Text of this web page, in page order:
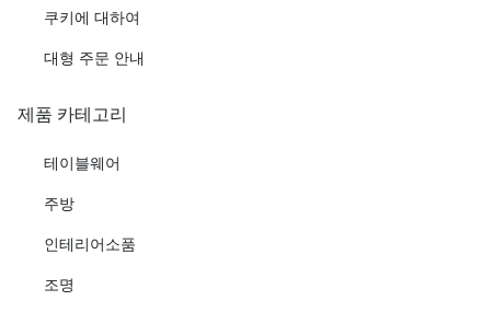
쿠키에 대하여
대형 주문 안내
제품 카테고리
테이블웨어
주방
인테리어소품
조명